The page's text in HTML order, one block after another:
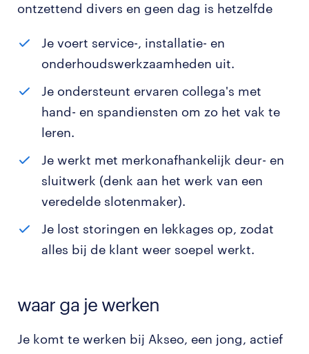
ontzettend divers en geen dag is hetzelfde
Je voert service-, installatie- en
onderhoudswerkzaamheden uit.
Je ondersteunt ervaren collega's met
hand- en spandiensten om zo het vak te
leren.
Je werkt met merkonafhankelijk deur- en
sluitwerk (denk aan het werk van een
veredelde slotenmaker).
Je lost storingen en lekkages op, zodat
alles bij de klant weer soepel werkt.
waar ga je werken
Je komt te werken bij Akseo, een jong, actief